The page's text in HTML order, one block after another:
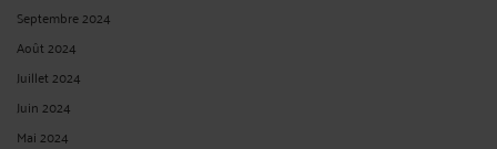
Septembre 2024
Août 2024
Juillet 2024
Juin 2024
Mai 2024